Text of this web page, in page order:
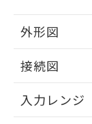
外形図
接続図
入力レンジ